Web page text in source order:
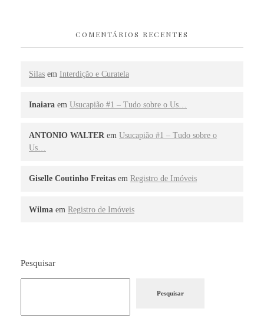
COMENTÁRIOS RECENTES
Silas em Interdição e Curatela
Inaiara em Usucapião #1 – Tudo sobre o Us…
ANTONIO WALTER em Usucapião #1 – Tudo sobre o
Us…
Giselle Coutinho Freitas em Registro de Imóveis
Wilma em Registro de Imóveis
Pesquisar
Pesquisar